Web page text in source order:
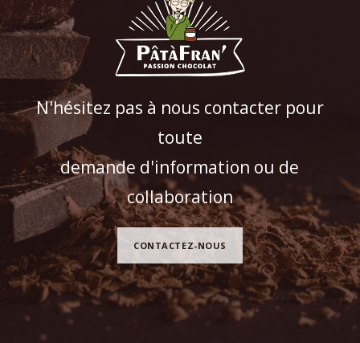
N'hésitez pas à nous contacter pour
toute
demande d'information ou de
collaboration
CONTACTEZ-NOUS